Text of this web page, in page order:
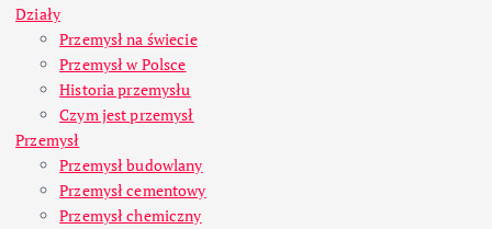
Działy
Przemysł na świecie
Przemysł w Polsce
Historia przemysłu
Czym jest przemysł
Przemysł
Przemysł budowlany
Przemysł cementowy
Przemysł chemiczny